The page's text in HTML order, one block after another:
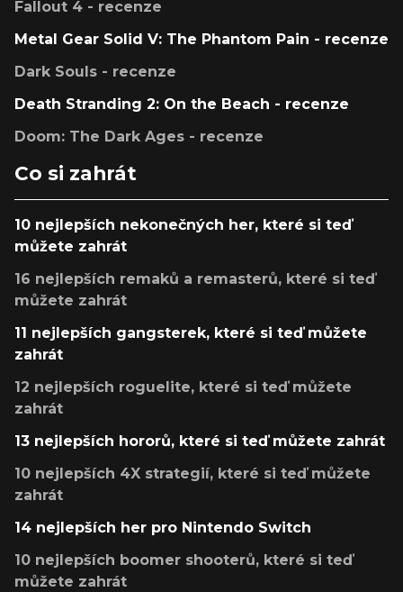
Fallout 4 - recenze
Metal Gear Solid V: The Phantom Pain - recenze
Dark Souls - recenze
Death Stranding 2: On the Beach - recenze
Doom: The Dark Ages - recenze
Co si zahrát
10 nejlepších nekonečných her, které si teď
můžete zahrát
16 nejlepších remaků a remasterů, které si teď
můžete zahrát
11 nejlepších gangsterek, které si teď můžete
zahrát
12 nejlepších roguelite, které si teď můžete
zahrát
13 nejlepších hororů, které si teď můžete zahrát
10 nejlepších 4X strategií, které si teď můžete
zahrát
14 nejlepších her pro Nintendo Switch
10 nejlepších boomer shooterů, které si teď
můžete zahrát